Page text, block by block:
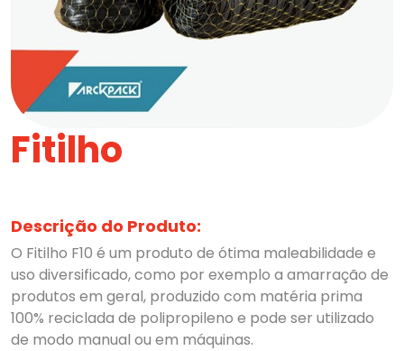
Fitilho
Descrição do Produto:
O Fitilho F10 é um produto de ótima maleabilidade e
uso diversificado, como por exemplo a amarração de
produtos em geral, produzido com matéria prima
100% reciclada de polipropileno e pode ser utilizado
de modo manual ou em máquinas.